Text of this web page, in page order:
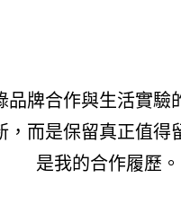
品牌合作與生活實
，而是保留真正值
是我的合作履歷